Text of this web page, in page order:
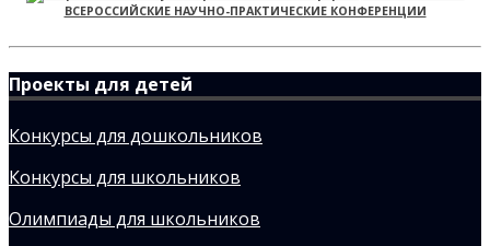
ВСЕРОССИЙСКИЕ НАУЧНО-ПРАКТИЧЕСКИЕ КОНФЕРЕНЦИИ
Проекты для детей
Конкурсы для дошкольников
Конкурсы для школьников
Олимпиады для школьников